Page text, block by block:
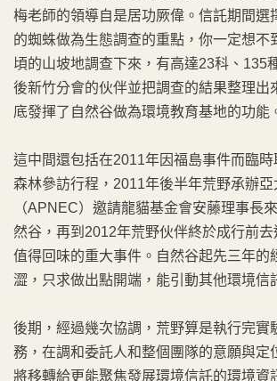
梅老師的領導自是居功厥偉。信託期間選
的蜘蛛做為生態調查的重點，你一定想不
頃的山坡地調查下來，有高達23科、135
後新竹分會的伙伴並把調查的結果整理出
底發揮了自然谷做為環境教育基地的功能
這中間還包括在2011年因福島事件而臨
森林參訪行程，2011年後半年荒野承辦
（APNEC）邀請龍貓基金會安藤理事長
然谷，再到2012年荒野伙伴終於成行前
值得回味的重大事件。自然谷起先三年的
澀，只求做出點開端，能引動其他環境信
後期，經過幾次協調，荒野算是執行完實
務，在調和委託人和整個團隊的意願與定
將移轉給更能聚焦發展環境信託的環境資